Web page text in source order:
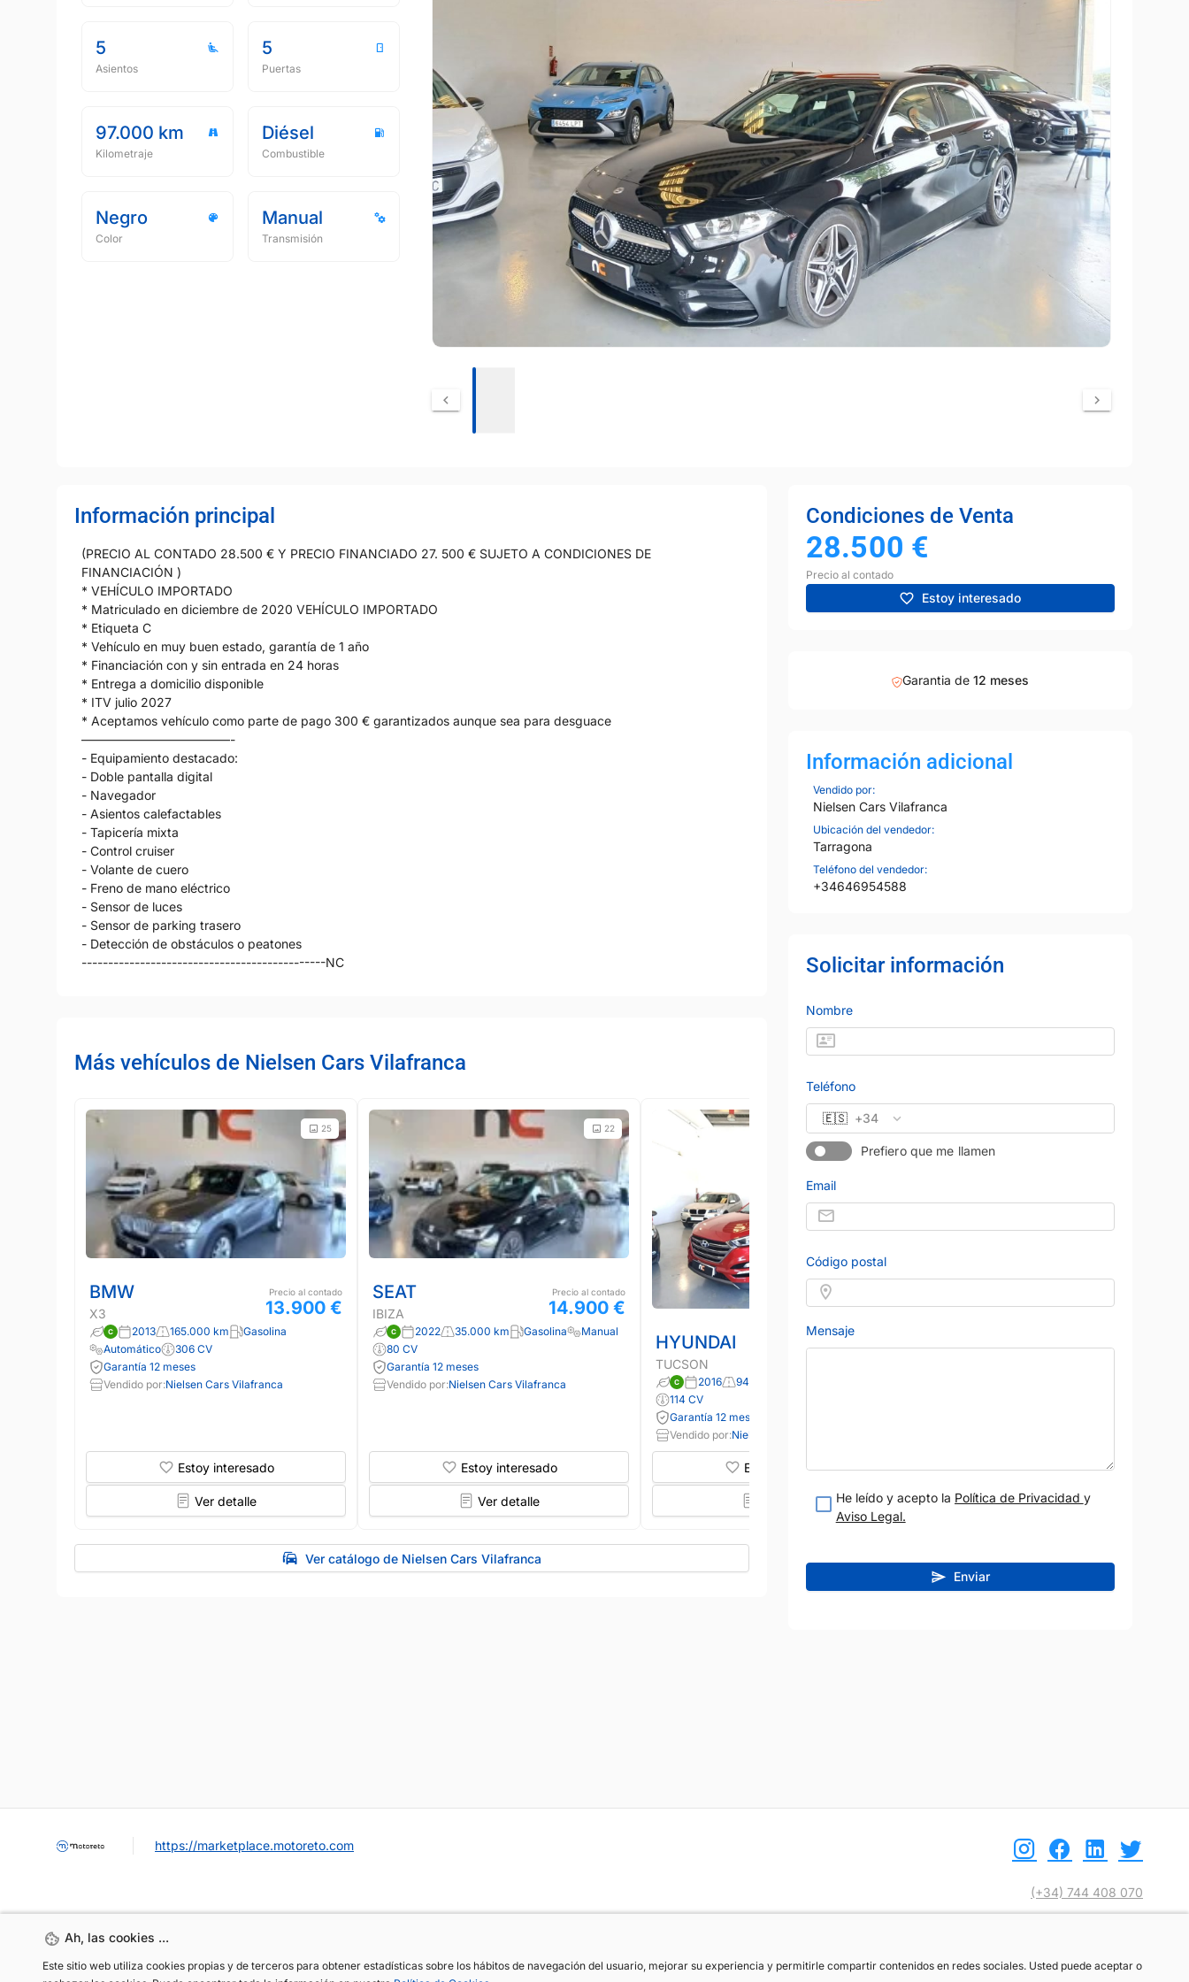
5
Asientos
5
Puertas
97.000 km
Kilometraje
Diésel
Combustible
Negro
Color
Manual
Transmisión
Información principal
(PRECIO AL CONTADO 28.500 € Y PRECIO FINANCIADO 27. 500 € SUJETO A CONDICIONES DE
FINANCIACIÓN )
* VEHÍCULO IMPORTADO
* Matriculado en diciembre de 2020 VEHÍCULO IMPORTADO
* Etiqueta C
* Vehículo en muy buen estado, garantía de 1 año
* Financiación con y sin entrada en 24 horas
* Entrega a domicilio disponible
* ITV julio 2027
* Aceptamos vehículo como parte de pago 300 € garantizados aunque sea para desguace
————————————-
- Equipamiento destacado:
- Doble pantalla digital
- Navegador
- Asientos calefactables
- Tapicería mixta
- Control cruiser
- Volante de cuero
- Freno de mano eléctrico
- Sensor de luces
- Sensor de parking trasero
- Detección de obstáculos o peatones
----------------------------------------------NC
Más vehículos de Nielsen Cars Vilafranca
25
BMW
X3
Precio al contado
13.900 €
2013 165.000 km
Gasolina
Automático
306 CV
Garantía 12 meses
Vendido por:Nielsen Cars Vilafranca
Estoy interesado
Ver detalle
22
SEAT
IBIZA
Precio al contado
14.900 €
2022 35.000 km Gasolina
Manual
80 CV
Garantía 12 meses
Vendido por:Nielsen Cars Vilafranca
Estoy interesado
Ver detalle
HYUNDAI
TUCSON
2016 94.000 km
114 CV
Garantía 12 meses
Vendido por:Nielsen Cars Vilafranca
Estoy interesado
Ver detalle
MERCEDES-BENZ
Estoy interesado
Ver detalle
Ver catálogo de Nielsen Cars Vilafranca
Condiciones de Venta
28.500 €
Precio al contado
Estoy interesado
Garantia de 12 meses
Información adicional
Vendido por:
Nielsen Cars Vilafranca
Ubicación del vendedor:
Tarragona
Teléfono del vendedor:
+34646954588
Solicitar información
Nombre
Teléfono
🇪🇸 +34
Prefiero que me llamen
Email
Código postal
Mensaje
He leído y acepto la Política de Privacidad y
Aviso Legal.
Enviar
Ah, las cookies ...
Este sitio web utiliza cookies propias y de terceros para obtener estadísticas sobre los hábitos de navegación del usuario, mejorar su experiencia y permitirle compartir contenidos en redes sociales. Usted puede aceptar o
Ah, las cookies ...
Este sitio web utiliza cookies propias y de terceros para obtener estadísticas sobre los hábitos de navegación del usuario, mejorar su experiencia y permitirle compartir contenidos en redes sociales. Usted puede aceptar o
https://marketplace.motoreto.com
(+34) 744 408 070